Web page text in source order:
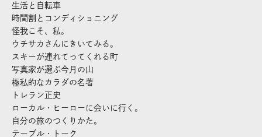
生活と自転車
時間割とコンディショニング
怪我こそ、私。
ウチサカさんにきいてみる。
スキーが連れてってくれる町
写真家が選ぶ今月の山
極私的なカラダの名著
トレラン正史
ローカル・ヒーローに会いに行く。
自分の旅のつくりかた。
テーブル・トーク